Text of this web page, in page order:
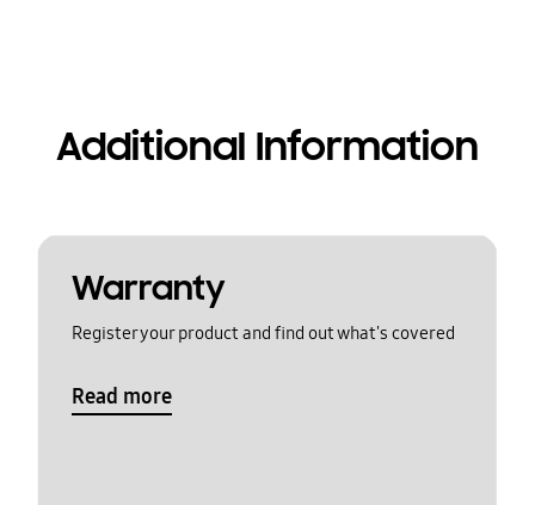
Additional Information
Warranty
Register your product and find out what's covered
Read more